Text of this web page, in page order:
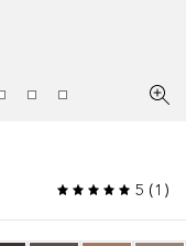
5 (1 )